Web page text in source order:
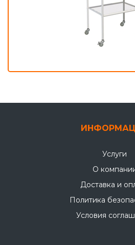
Услуги
О
Доставка и
Политика
Условия